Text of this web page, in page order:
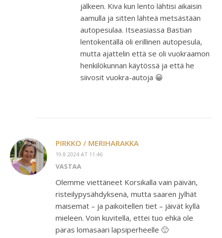
jälkeen. Kiva kun lento lähtisi aikaisin
aamulla ja sitten lähteä metsästään
autopesulaa. Itseasiassa Bastian
lentokentällä oli erillinen autopesula,
mutta ajattelin että se oli vuokraamon
henkilökunnan käytössä ja että he
siivosit vuokra-autoja 😀
PIRKKO / MERIHARAKKA
19.8.2024 AT 11:46
VASTAA
Olemme viettäneet Korsikalla vain päivän,
risteilypysähdyksenä, mutta saaren jylhät
maisemat – ja paikoitellen tiet – jäivät kyllä
mieleen. Voin kuvitella, ettei tuo ehkä ole
paras lomasaari lapsiperheelle 🙂